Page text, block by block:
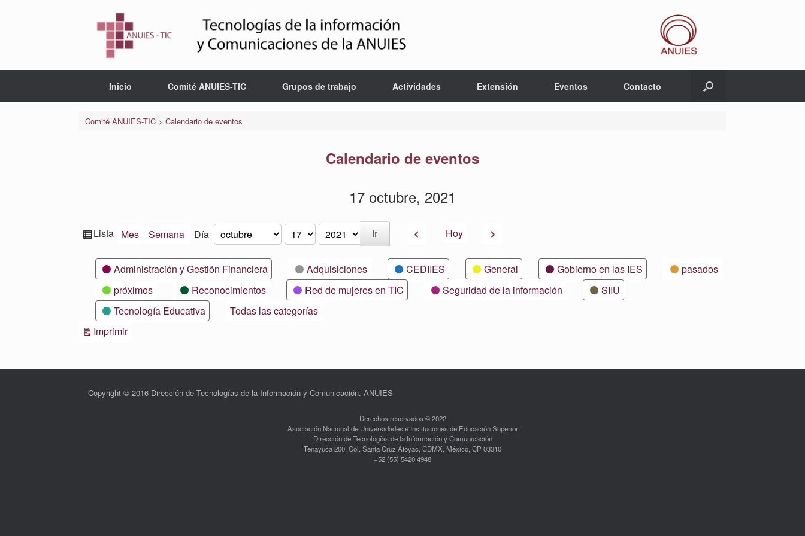
Inicio Comité ANUIES-TIC Grupos de trabajo Actividades Extensión Eventos Contacto
Comité ANUIES-TIC> Calendario de eventos
Calendario de eventos
17 octubre, 2021
Ver
Lista Mes Semana Día Mes
Día
Año AnteriorHoy Siguiente
CategoríasAdministración y Gestión Financiera Adquisiciones CEDIIES General Gobierno en las IES
pasados
próximos
Reconocimientos Red de mujeres en TIC Seguridad de la información
SIIU
Tecnología Educativa
Todas las categorías
ImprimirVistas
Copyright © 2016 Dirección de Tecnologías de la Información y Comunicación. ANUIES
Derechos reservados © 2022
Asociación Nacional de Universidades e Instituciones de Educación Superior
Dirección de Tecnologías de la Información y Comunicación
Tenayuca 200, Col. Santa Cruz Atoyac, CDMX, México, CP 03310
+52 (55) 5420 4948